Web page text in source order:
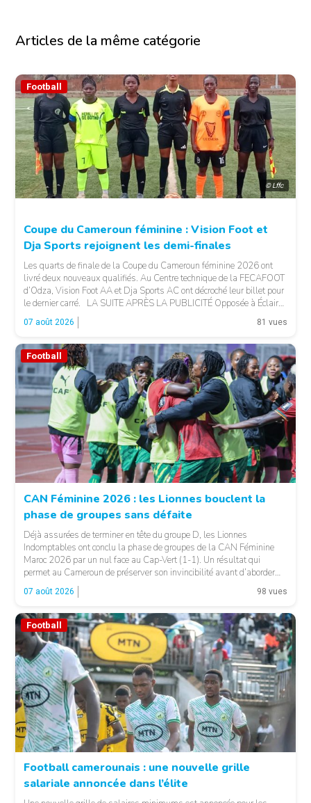
Articles de la même catégorie
© Lffc
Football
Coupe du Cameroun féminine : Vision Foot et
Dja Sports rejoignent les demi-finales
Les quarts de finale de la Coupe du Cameroun féminine 2026 ont
livré deux nouveaux qualifiés. Au Centre technique de la FECAFOOT
d’Odza, Vision Foot AA et Dja Sports AC ont décroché leur billet pour
le dernier carré. LA SUITE APRÈS LA PUBLICITÉ Opposée à Éclair
FF, Vision Foot a dû patienter jusqu’à la […]
07 août 2026 81 vues
Football
CAN Féminine 2026 : les Lionnes bouclent la
phase de groupes sans défaite
Déjà assurées de terminer en tête du groupe D, les Lionnes
Indomptables ont conclu la phase de groupes de la CAN Féminine
Maroc 2026 par un nul face au Cap-Vert (1-1). Un résultat qui
permet au Cameroun de préserver son invincibilité avant d’aborder
les choses sérieuses. Les Camerounaises ont rapidement pris le
contrôle des opérations […]
07 août 2026 98 vues
Football
Football camerounais : une nouvelle grille
salariale annoncée dans l’élite